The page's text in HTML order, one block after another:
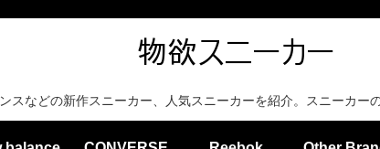
スなどの新作スニーカー、人気スニーカーを紹介。スニーカー